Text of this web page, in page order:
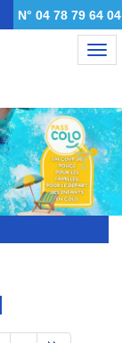
N° 04 78 79 64 04